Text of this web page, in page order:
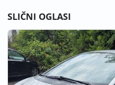
SLIČNI OGLASI